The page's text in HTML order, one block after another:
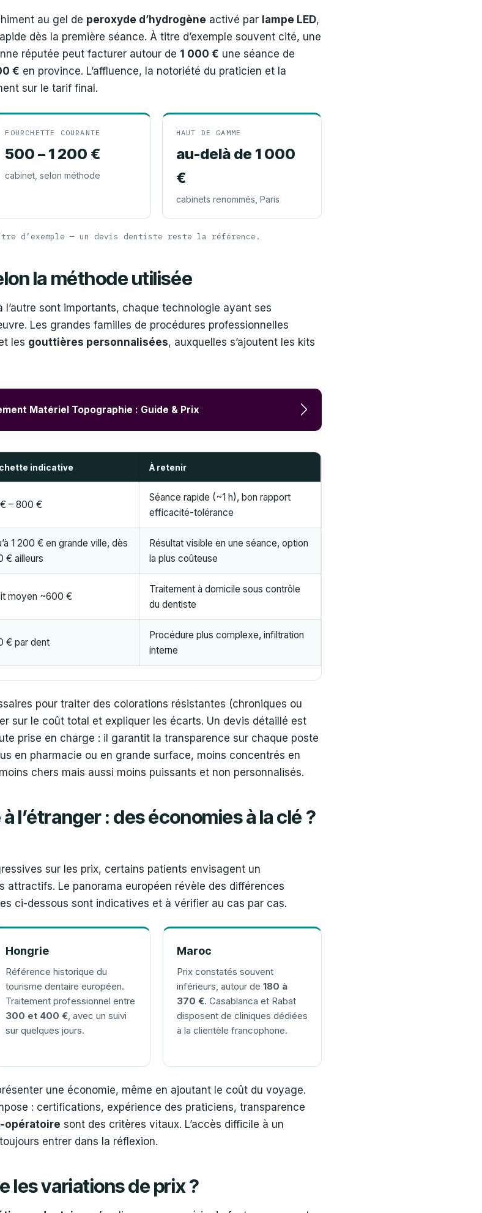
au gel de peroxyde d’hydrogène activé par lampe LED,
dès la première séance. À titre d’exemple souvent cité, une
réputée peut facturer autour de 1 000 € une séance de
€ en province. L’affluence, la notoriété du praticien et la
sur le tarif final.
FOURCHETTE COURANTE
500 – 1 200 €
cabinet, selon méthode
HAUT DE GAMME
au-delà de 1 000
€
cabinets renommés, Paris
d’exemple — un devis dentiste reste la référence.
la méthode utilisée
l’autre sont importants, chaque technologie ayant ses
Les grandes familles de procédures professionnelles
les gouttières personnalisées, auxquelles s’ajoutent les kits
Matériel Topographie : Guide & Prix
indicative À retenir
– 800 €
Séance rapide (~1 h), bon rapport
efficacité-tolérance
1 200 € en grande ville, dès
€ ailleurs
Résultat visible en une séance, option
la plus coûteuse
moyen ~600 €
Traitement à domicile sous contrôle
du dentiste
€ par dent
Procédure plus complexe, infiltration
interne
pour traiter des colorations résistantes (chroniques ou
sur le coût total et expliquer les écarts. Un devis détaillé est
prise en charge : il garantit la transparence sur chaque poste
en pharmacie ou en grande surface, moins concentrés en
chers mais aussi moins puissants et non personnalisés.
l’étranger : des économies à la clé ?
sur les prix, certains patients envisagent un
attractifs. Le panorama européen révèle des différences
ci-dessous sont indicatives et à vérifier au cas par cas.
Hongrie
Référence historique du
tourisme dentaire européen.
Traitement professionnel entre
300 et 400 €, avec un suivi
sur quelques jours.
Maroc
Prix constatés souvent
inférieurs, autour de 180 à
370 €. Casablanca et Rabat
disposent de cliniques dédiées
à la clientèle francophone.
une économie, même en ajoutant le coût du voyage.
: certifications, expérience des praticiens, transparence
opératoire sont des critères vitaux. L’accès difficile à un
entrer dans la réflexion.
les variations de prix ?